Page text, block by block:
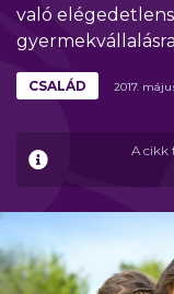
való
A cikk
CSALÁD 2017.